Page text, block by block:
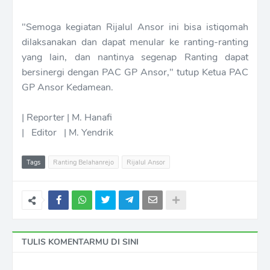
"Semoga kegiatan Rijalul Ansor ini bisa istiqomah
dilaksanakan dan dapat menular ke ranting-ranting
yang lain, dan nantinya segenap Ranting dapat
bersinergi dengan PAC GP Ansor," tutup Ketua PAC
GP Ansor Kedamean.
| Reporter | M. Hanafi
| Editor | M. Yendrik
Tags Ranting Belahanrejo Rijalul Ansor
TULIS KOMENTARMU DI SINI